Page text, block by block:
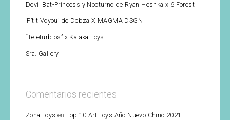
Devil Bat-Princess y Nocturno de Ryan Heshka x 6 Forest
‘P’tit Voyou’ de Debza X MAGMA DSGN
“Teleturbios” x Kalaka Toys
Sra. Gallery
Comentarios recientes
Zona Toys enTop 10 Art Toys Año Nuevo Chino 2021